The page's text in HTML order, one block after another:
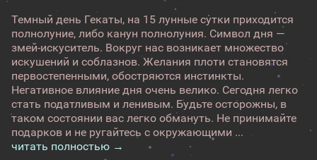
Темный день Гекаты, на 15 лунные сутки приходится
полнолуние, либо канун полнолуния. Символ дня —
змей-искуситель. Вокруг нас возникает множество
искушений и соблазнов. Желания плоти становятся
первостепенными, обостряются инстинкты.
Негативное влияние дня очень велико. Сегодня легко
стать податливым и ленивым. Будьте осторожны, в
таком состоянии вас легко обмануть. Не принимайте
подарков и не ругайтесь с окружающими ...
читать полностью →